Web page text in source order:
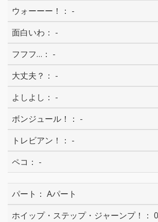
-
-
-
-
-
-
-
-
Aパート
0